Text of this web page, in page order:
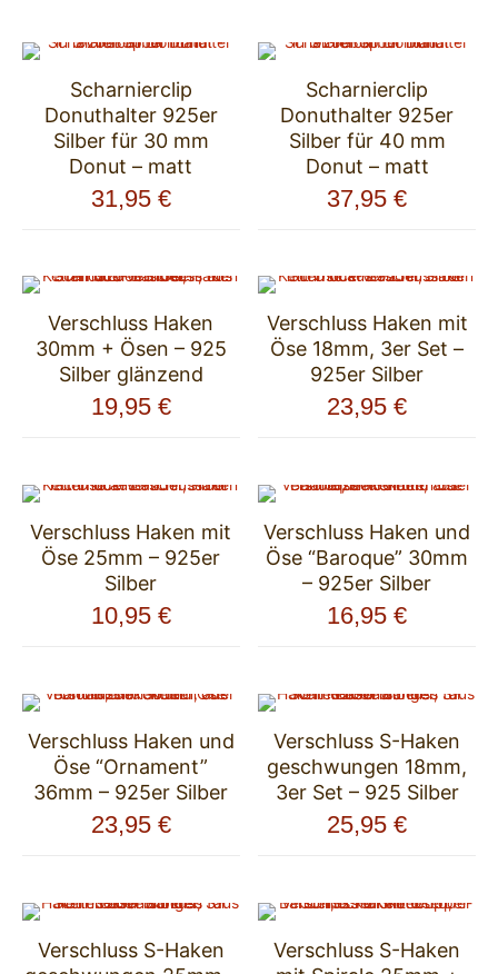
Scharnierclip
Donuthalter 925er
Silber für 30 mm
Donut – matt
31,95 €
Scharnierclip
Donuthalter 925er
Silber für 40 mm
Donut – matt
37,95€
Verschluss Haken
30mm + Ösen – 925
Silber glänzend
19,95 €
Verschluss Haken mit
Öse 18mm, 3er Set –
925er Silber
23,95€
Verschluss Haken mit
Öse 25mm – 925er
Silber
10,95 €
Verschluss Haken und
Öse “Baroque” 30mm
– 925er Silber
16,95€
Verschluss Haken und
Öse “Ornament”
36mm – 925er Silber
23,95 €
Verschluss S-Haken
geschwungen 18mm,
3er Set – 925 Silber
25,95€
Verschluss S-Haken
Verschluss S-Haken